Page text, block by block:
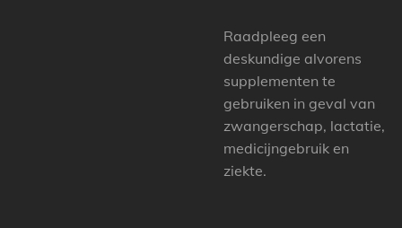
Raadpleeg een
deskundige alvorens
supplementen te
gebruiken in geval van
zwangerschap, lactatie,
medicijngebruik en
ziekte.